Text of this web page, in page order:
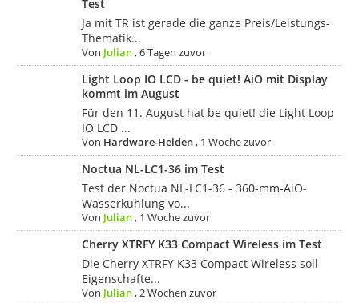
Test
Ja mit TR ist gerade die ganze Preis/Leistungs-
Thematik...
Von Julian,6 Tagen zuvor
Light Loop IO LCD - be quiet! AiO mit Display
kommt im August
Für den 11. August hat be quiet! die Light Loop
IO LCD ...
Von Hardware-Helden, 1 Woche zuvor
Noctua NL-LC1-36 im Test
Test der Noctua NL-LC1-36 - 360-mm-AiO-
Wasserkühlung vo...
Von Julian, 1 Woche zuvor
Cherry XTRFY K33 Compact Wireless im Test
Die Cherry XTRFY K33 Compact Wireless soll
Eigenschafte...
Von Julian,2 Wochen zuvor